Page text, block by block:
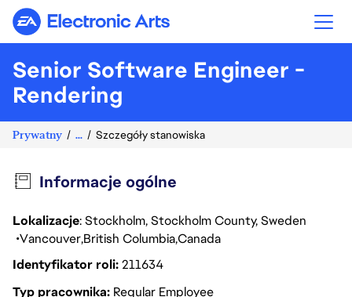
Electronic Arts
Senior Software Engineer -
Rendering
Prywatny ... Szczegóły stanowiska
Informacje ogólne
Lokalizacje: Stockholm, Stockholm County, Sweden
VancouverBritish ColumbiaCanada
Identyfikator roli211634
Typ pracownika Regular Employee
Come joi